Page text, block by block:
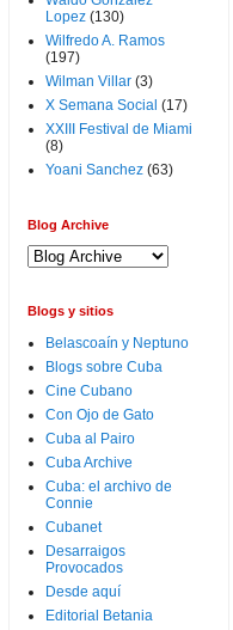
Lopez (130)
Wilfredo A. Ramos
(197)
Wilman Villar (3)
X Semana Social (17)
XXIII Festival de Miami
(8)
Yoani Sanchez (63)
Blog Archive
Blogs y sitios
Belascoaín y Neptuno
Blogs sobre Cuba
Cine Cubano
Con Ojo de Gato
Cuba al Pairo
Cuba Archive
Cuba: el archivo de
Connie
Cubanet
Desarraigos
Provocados
Desde aquí
Editorial Betania